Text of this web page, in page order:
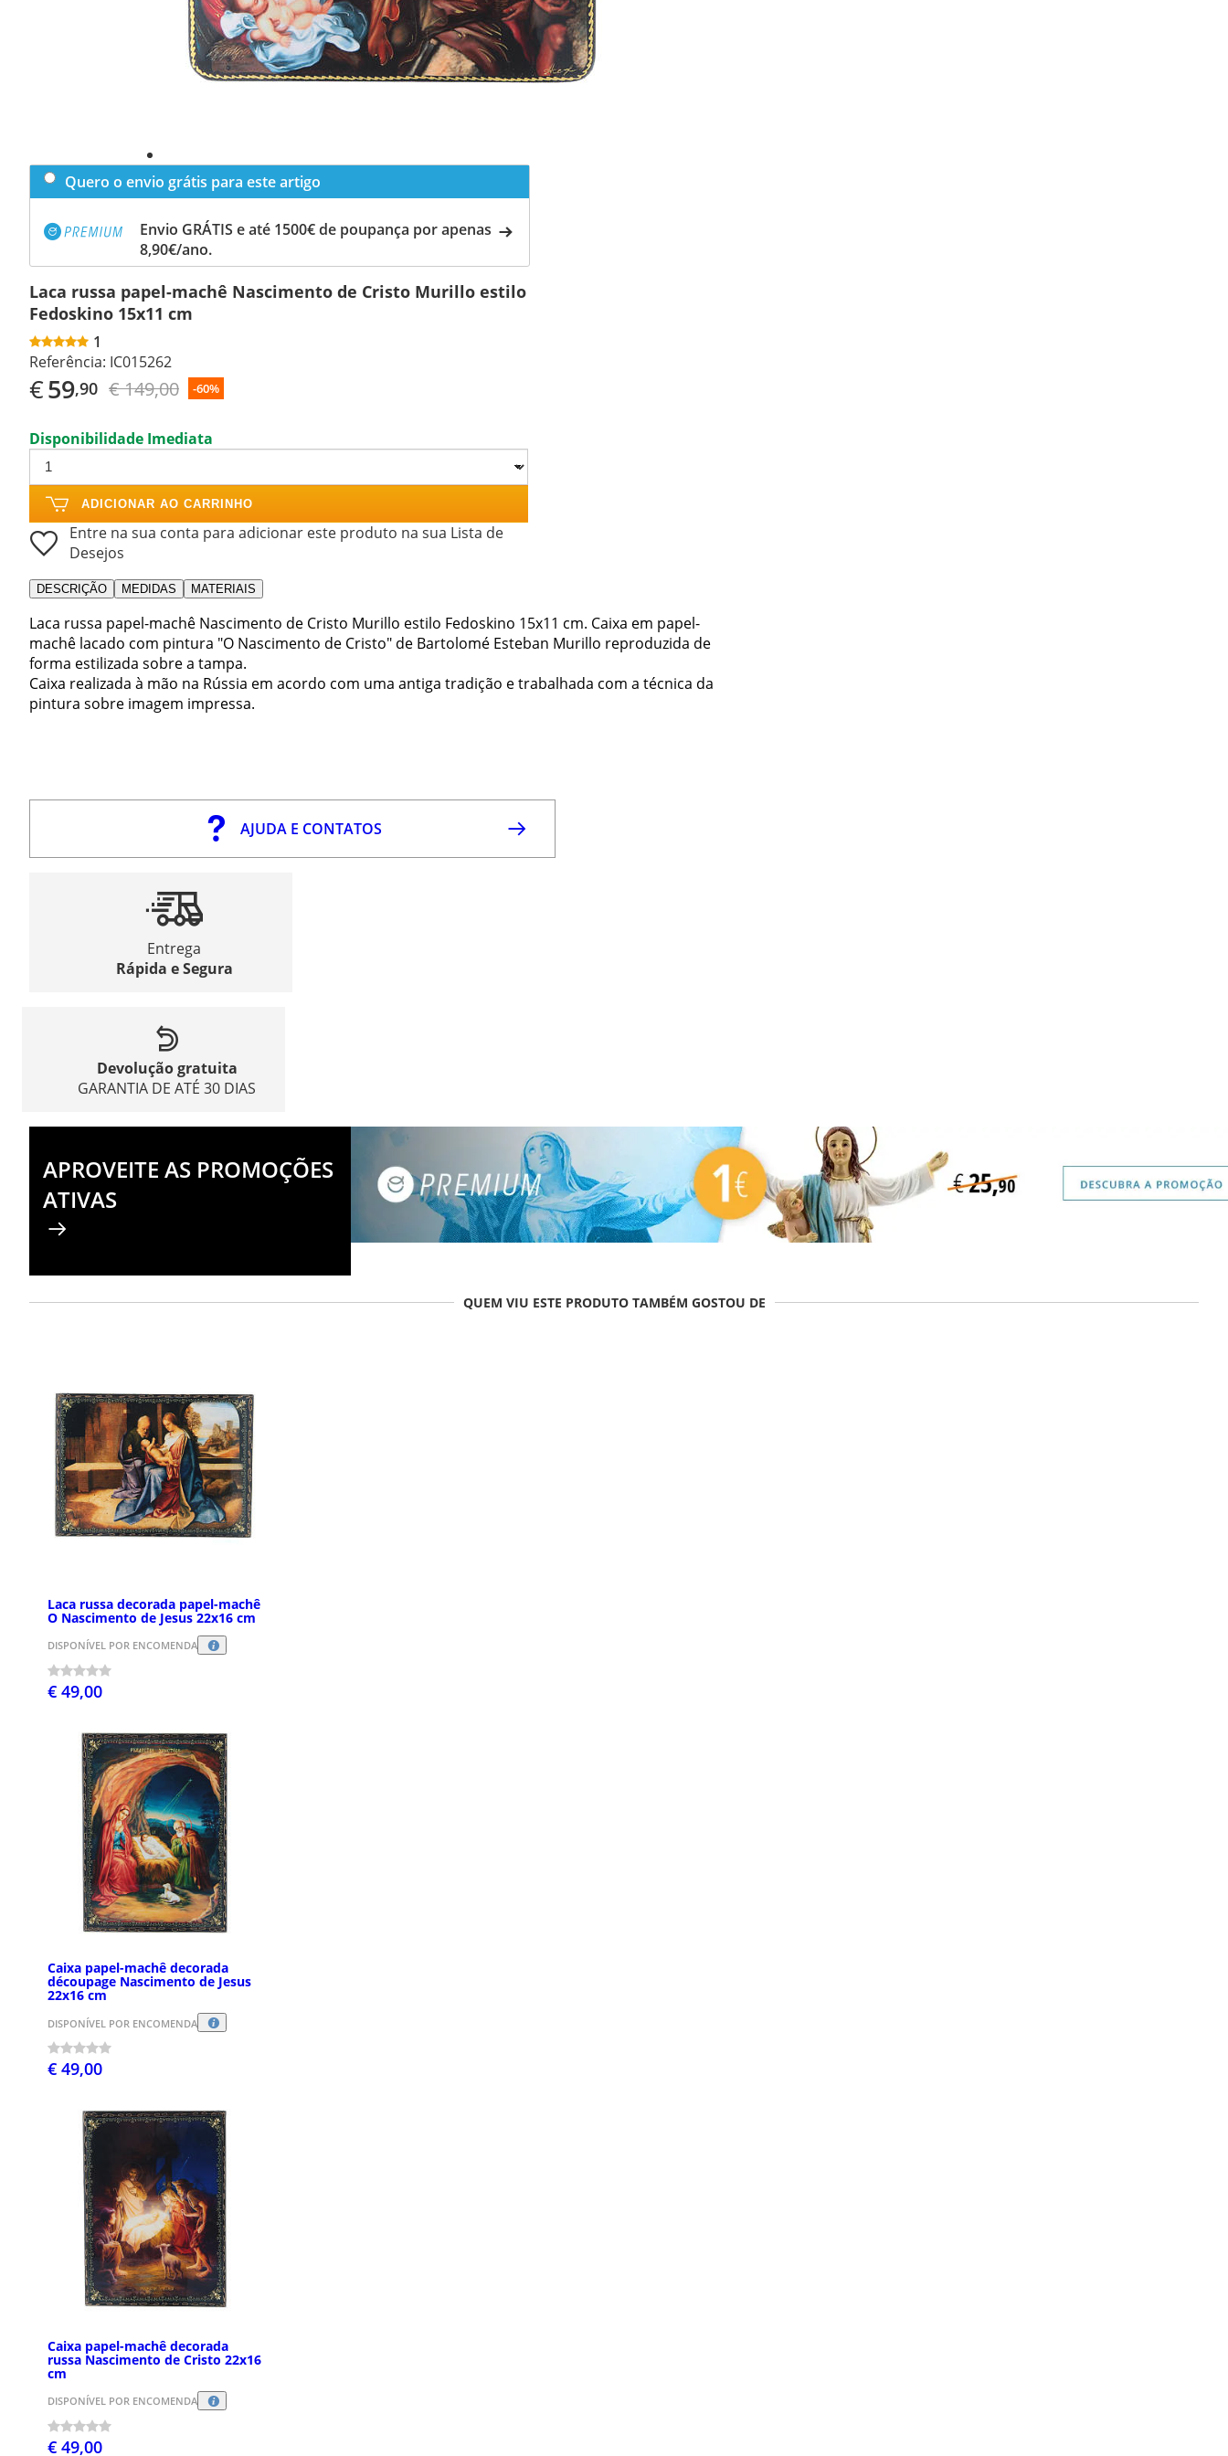
Quero o envio grátis para este artigo
Envio GRÁTIS e até 1500€ de poupança por apenas
8,90€/ano.
Laca russa papel-machê Nascimento de Cristo Murillo estilo
Fedoskino 15x11 cm
1
Referência: IC015262
€59,90 € 149,00 -60%
Disponibilidade Imediata
ADICIONAR AO CARRINHO
Entre na sua conta para adicionar este produto na sua Lista de
Desejos
DESCRIÇÃO MEDIDAS MATERIAIS
Laca russa papel-machê Nascimento de Cristo Murillo estilo Fedoskino 15x11 cm. Caixa em papel-
machê lacado com pintura "O Nascimento de Cristo" de Bartolomé Esteban Murillo reproduzida de
forma estilizada sobre a tampa.
Caixa realizada à mão na Rússia em acordo com uma antiga tradição e trabalhada com a técnica da
pintura sobre imagem impressa.
AJUDA E CONTATOS
Entrega
Rápida e Segura
Devolução gratuita
GARANTIA DE ATÉ 30 DIAS
APROVEITE AS PROMOÇÕES
ATIVAS
QUEM VIU ESTE PRODUTO TAMBÉM GOSTOU DE
Laca russa decorada papel-machê
O Nascimento de Jesus 22x16 cm
DISPONÍVEL POR ENCOMENDA
€ 49,00
Caixa papel-machê decorada
découpage Nascimento de Jesus
22x16 cm
DISPONÍVEL POR ENCOMENDA
€ 49,00
Caixa papel-machê decorada
russa Nascimento de Cristo 22x16
cm
DISPONÍVEL POR ENCOMENDA
€ 49,00